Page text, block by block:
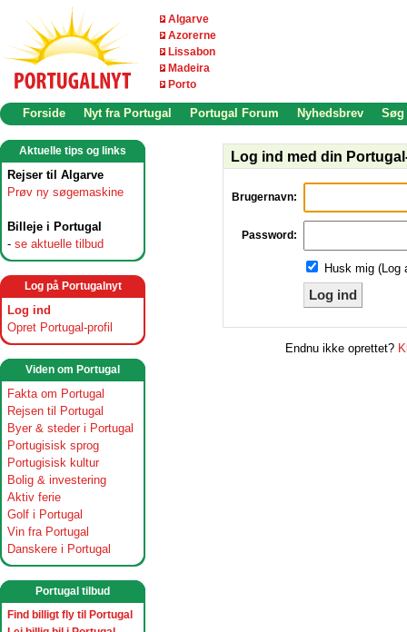
Algarve
Azorerne
Lissabon
Madeira
Porto
Forside Nyt fra Portugal Portugal Forum Nyhedsbrev Søg
Aktuelle tips og links
Rejser til Algarve
Prøv ny søgemaskine
Billeje i Portugal
- se aktuelle tilbud
Log på Portugalnyt
Log ind
Opret Portugal-profil
Viden om Portugal
Fakta om Portugal
Rejsen til Portugal
Byer & steder i Portugal
Portugisisk sprog
Portugisisk kultur
Bolig & investering
Aktiv ferie
Golf i Portugal
Vin fra Portugal
Danskere i Portugal
Portugal tilbud
Find billigt fly til Portugal
Log ind med din
Brugernavn:
Password:
Husk mig (Log
Log ind
Endnu ikke oprettet?